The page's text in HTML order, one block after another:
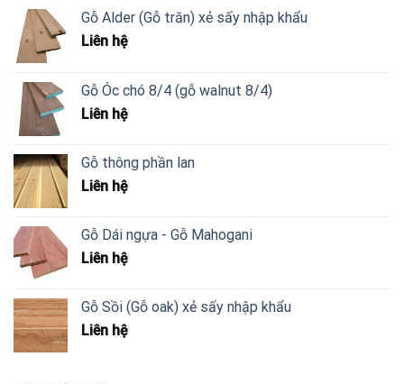
Gỗ Alder (Gỗ trăn) xẻ sấy nhập khẩu
Liên hệ
Gỗ Óc chó 8/4 (gỗ walnut 8/4)
Liên hệ
Gỗ thông phần lan
Liên hệ
Gỗ Dái ngựa - Gỗ Mahogani
Liên hệ
Gỗ Sồi (Gỗ oak) xẻ sấy nhập khẩu
Liên hệ